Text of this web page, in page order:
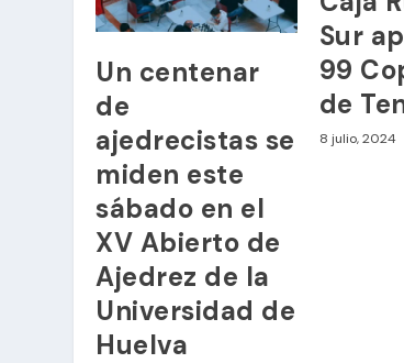
Un centenar
de
ajedrecistas se
miden este
sábado en el
XV Abierto de
Ajedrez de la
Universidad de
Huelva
Sur
99
de
8 julio, 2024